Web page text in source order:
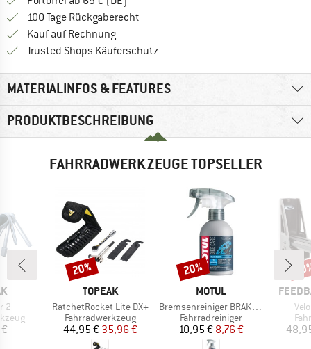
100 Tage Rückgaberecht
Kauf auf RechnungFinde die Zahlungs-Infos hier! Öffnet
Trusted Shops Käuferschutz
MATERIALINFOS & FEATURES
PRODUKTBESCHREIBUNG
FAHRRADWERKZEUGE TOPSELLER
2
MARKE
TOPEAK
Artikel
RatchetRocket Lite DX+
Produktgruppe
Fahrradwerkzeug
Preis
44,95 €reduzierter Preis
35,96 €
Rabatt
20%
MARKE
MOTUL
Artikel
Bremsenreiniger BRAKE CLEAN
Produktgruppe
Fahrradreiniger
Preis
10,95 €reduzierter Preis
8,76 €
Rabatt
20%
MARKE